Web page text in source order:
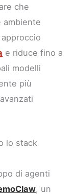
che
ambiente
e riduce fino a
modelli
più
lo stack
di agenti
, un